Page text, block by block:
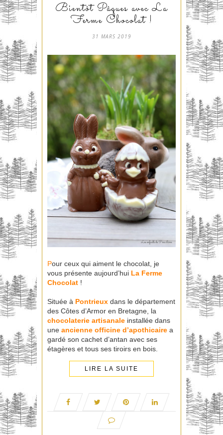
Bientôt Pâques avec La
Ferme Chocolat !
31 MARS 2019
Pour ceux qui aiment le chocolat, je
vous présente aujourd’hui La Ferme
Chocolat !
Située à Pontrieux dans le département
des Côtes d’Armor en Bretagne, la
chocolaterie artisanale installée dans
une ancienne officine d’apothicaire a
gardé son cachet d’antan avec ses
étagères et tous ses tiroirs en bois.
LIRE LA SUITE